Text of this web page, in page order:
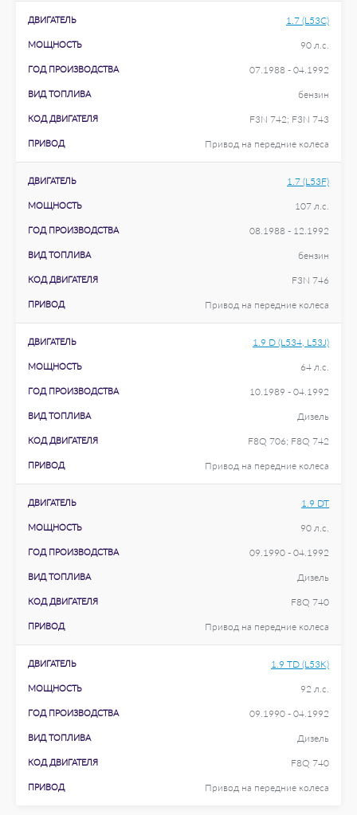
ДВИГАТЕЛЬ 1.7 (L53C)
МОЩНОСТЬ 90 л.с.
ГОД ПРОИЗВОДСТВА 07.1988 - 04.1992
ВИД ТОПЛИВА бензин
КОД ДВИГАТЕЛЯ F3N 742; F3N 743
ПРИВОД Привод на передние колеса
ДВИГАТЕЛЬ 1.7 (L53F)
МОЩНОСТЬ 107 л.с.
ГОД ПРОИЗВОДСТВА 08.1988 - 12.1992
ВИД ТОПЛИВА бензин
КОД ДВИГАТЕЛЯ F3N 746
ПРИВОД Привод на передние колеса
ДВИГАТЕЛЬ 1.9 D (L534, L53J)
МОЩНОСТЬ 64 л.с.
ГОД ПРОИЗВОДСТВА 10.1989 - 04.1992
ВИД ТОПЛИВА Дизель
КОД ДВИГАТЕЛЯ F8Q 706; F8Q 742
ПРИВОД Привод на передние колеса
ДВИГАТЕЛЬ 1.9 DT
МОЩНОСТЬ 90 л.с.
ГОД ПРОИЗВОДСТВА 09.1990 - 04.1992
ВИД ТОПЛИВА Дизель
КОД ДВИГАТЕЛЯ F8Q 740
ПРИВОД Привод на передние колеса
ДВИГАТЕЛЬ 1.9 TD (L53K)
МОЩНОСТЬ 92 л.с.
ГОД ПРОИЗВОДСТВА 09.1990 - 04.1992
ВИД ТОПЛИВА Дизель
КОД ДВИГАТЕЛЯ F8Q 740
ПРИВОД Привод на передние колеса